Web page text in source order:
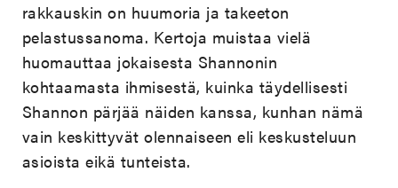
rakkauskin on huumoria ja takeeton
pelastussanoma. Kertoja muistaa vielä
huomauttaa jokaisesta Shannonin
kohtaamasta ihmisestä, kuinka täydellisesti
Shannon pärjää näiden kanssa, kunhan nämä
vain keskittyvät olennaiseen eli keskusteluun
asioista eikä tunteista.